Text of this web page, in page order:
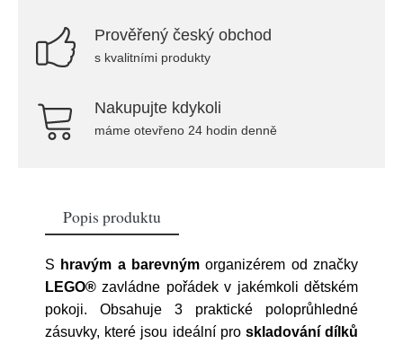
Prověřený český obchod
s kvalitními produkty
Nakupujte kdykoli
máme otevřeno 24 hodin denně
Popis produktu
S hravým a barevným organizérem od značky
LEGO® zavládne pořádek v jakémkoli dětském
pokoji. Obsahuje 3 praktické poloprůhledné
zásuvky, které jsou ideální pro skladování dílků